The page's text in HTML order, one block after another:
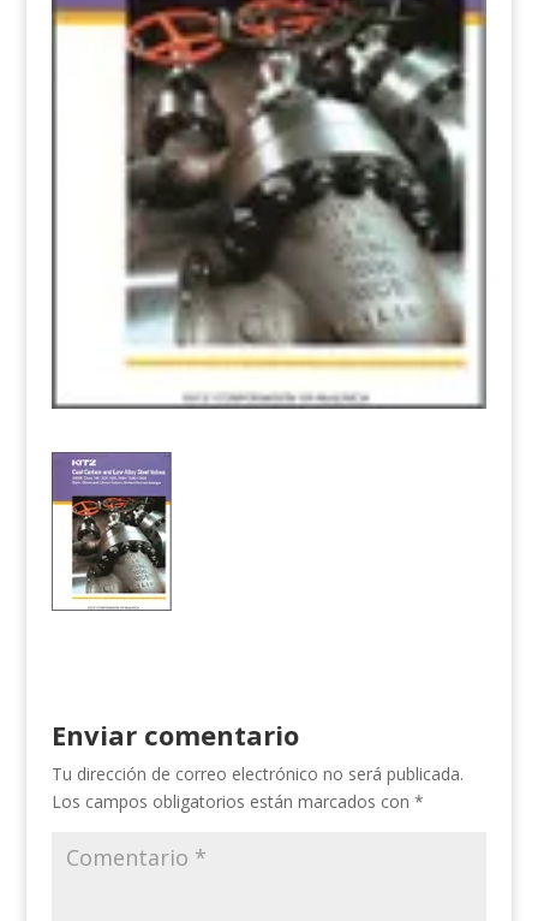
Enviar comentario
Tu dirección de correo electrónico no será publicada.
Los campos obligatorios están marcados con *